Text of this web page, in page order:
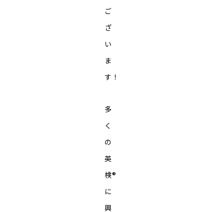
ご
ざ
い
ま
す！
多
く
の
英
検®︎
に
興